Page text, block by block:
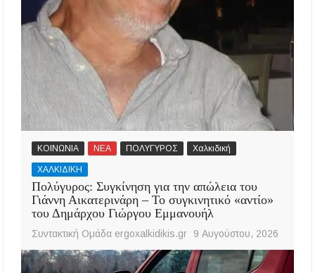
ΚΟΙΝΩΝΙΑ ΝΕΑ ΠΟΛΥΓΥΡΟΣ Χαλκιδική
ΧΑΛΚΙΔΙΚΗ
Πολύγυρος: Συγκίνηση για την απώλεια του
Γιάννη Αικατερινάρη – Το συγκινητικό «αντίο»
του Δημάρχου Γιώργου Εμμανουήλ
Συντακτική Ομάδα ergoxalkidikis.gr 9 Αυγούστου, 2026